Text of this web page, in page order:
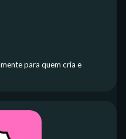
para quem cria e